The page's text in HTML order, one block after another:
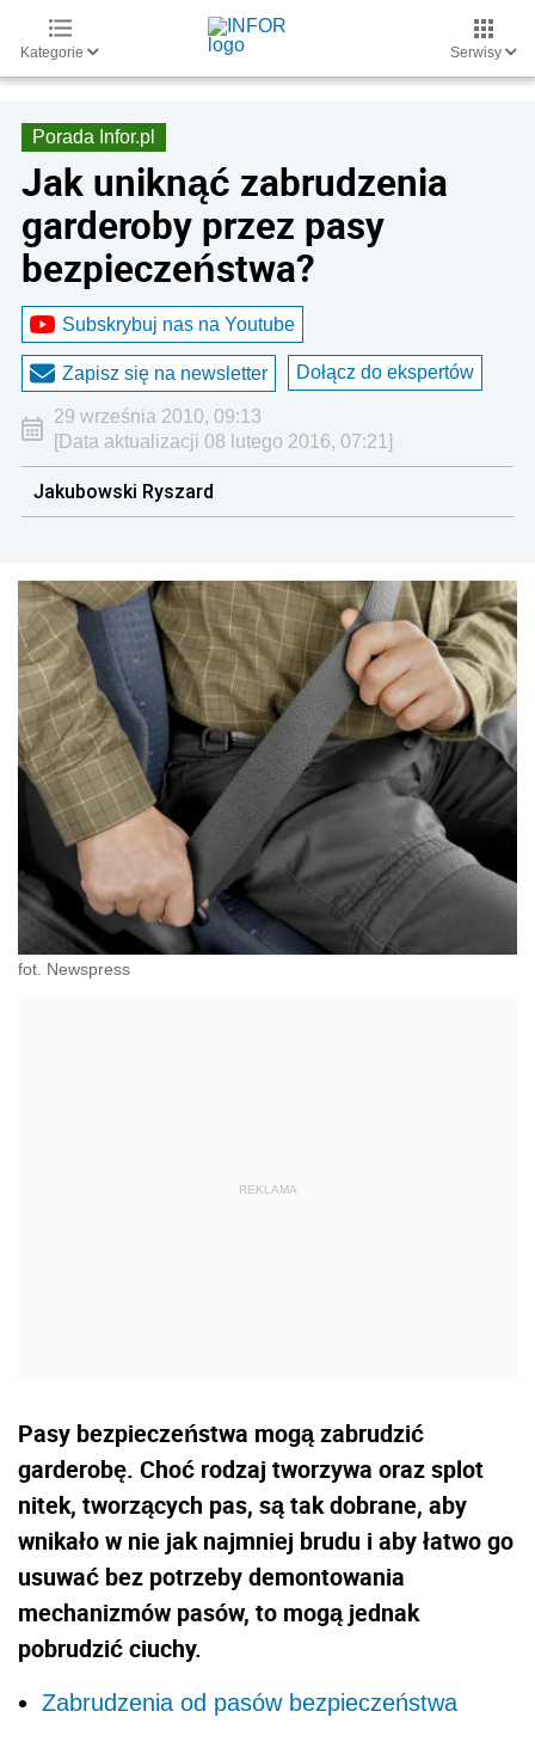
Kategorie Serwisy
Porada Infor.pl
Jak uniknąć zabrudzenia
garderoby przez pasy
bezpieczeństwa?
Subskrybuj nas na Youtube
Zapisz się na newsletter Dołącz do ekspertów
29 września 2010, 09:13
[Data aktualizacji 08 lutego 2016, 07:21]
Jakubowski Ryszard
fot. Newspress
Pasy bezpieczeństwa mogą zabrudzić
garderobę. Choć rodzaj tworzywa oraz splot
nitek, tworzących pas, są tak dobrane, aby
wnikało w nie jak najmniej brudu i aby łatwo go
usuwać bez potrzeby demontowania
mechanizmów pasów, to mogą jednak
pobrudzić ciuchy.
Zabrudzenia od pasów bezpieczeństwa